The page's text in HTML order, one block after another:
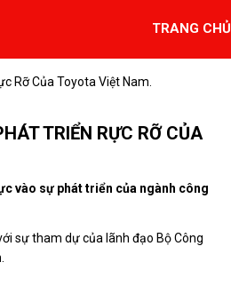
TRANG CHỦ
Rỡ Của Toyota Việt Nam.
TRIỂN RỰC RỠ CỦA
vào sự phát triển của ngành công
sự tham dự của lãnh đạo Bộ Công